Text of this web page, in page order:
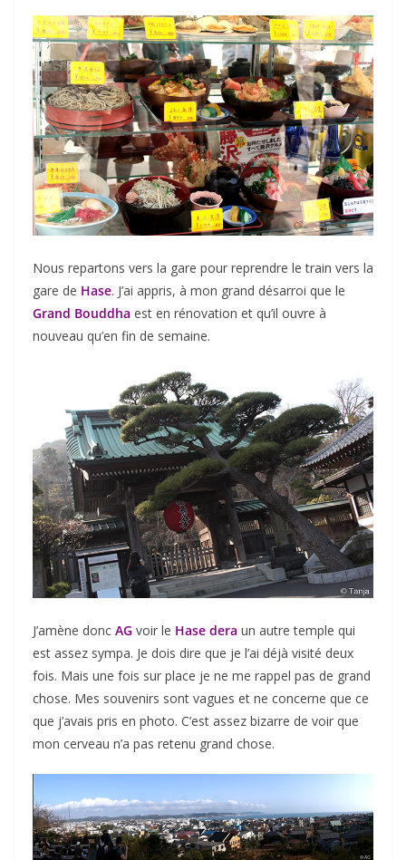
Nous repartons vers la gare pour reprendre le train vers la
gare de Hase. J’ai appris, à mon grand désarroi que le
Grand Bouddha est en rénovation et qu’il ouvre à
nouveau qu’en fin de semaine.
J’amène donc AG voir le Hase dera un autre temple qui
est assez sympa. Je dois dire que je l’ai déjà visité deux
fois. Mais une fois sur place je ne me rappel pas de grand
chose. Mes souvenirs sont vagues et ne concerne que ce
que j’avais pris en photo. C’est assez bizarre de voir que
mon cerveau n’a pas retenu grand chose.